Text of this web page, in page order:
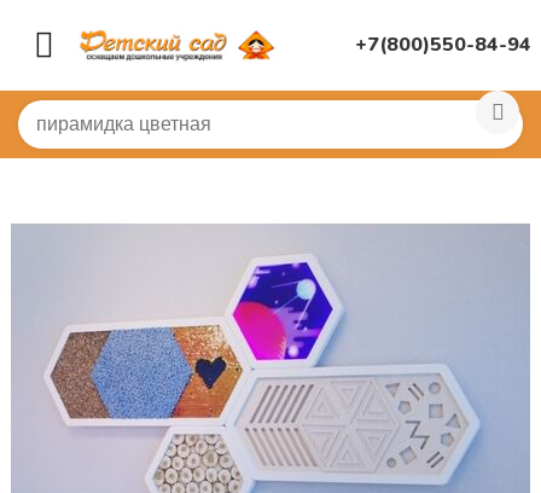
+7(800)550-84-94
Главная / МЕБЕЛЬ И ПАНЕЛИ Панели, бизиборды